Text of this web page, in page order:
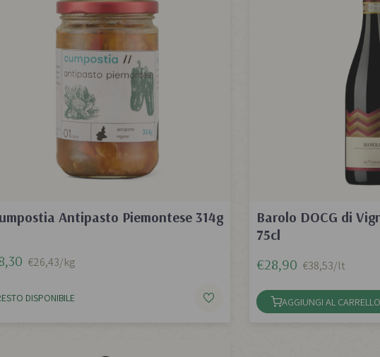
Antipasto Piemontese 314g
€26,43/kg
DISPONIBILE
Barolo DOCG di
75cl
€28,90 €38,53/lt
AGGIUNGI AL CARRELLO